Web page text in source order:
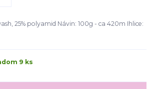
25% polyamid Návin: 100g - ca 420m Ihlice:
9 ks